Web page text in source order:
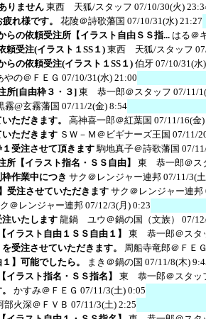
りません 東西 天狐/スタッフ 07/10/30(火)
れ様です。
花陵＠詩歌藩国 07/10/31(水) 21:27
らの依頼受注所【イラスト自由ＳＳ指... はる＠
頼受注(イラスト１SS１) 東西 天狐/スタッフ
らの依頼受注(イラスト１SS１) 伯牙 07/10/31(水
やの＠ＦＥＧ 07/10/31(水) 21:00
所[自由枠３・３]東 恭一郎＠スタッフ 07/11/
霧@玄霧藩国 07/11/2(金) 8:54
ただきます。
高神喜一郎＠紅葉国 07/11/16(金
いただきます ＳＷ－Ｍ＠ビギナーズ王国 07/11/
受注させて頂きます 駒地真子＠詩歌藩国 07/
所【イラスト指名・ＳＳ自由】
東 恭一郎＠ス
枠作業中につき サク＠レンジャー連邦 07/11/3(
受注させていただきます サク＠レンジャー連邦
＠レンジャー連邦 07/12/3(月) 0:23
注いたします 龍鍋 ユウ＠鍋の国（文族）
07/
イラスト自由１ＳＳ自由１】
東 恭一郎＠スタ
を受注させていただきます。
周船寺竜郎＠ＦＥ
】可能でしたら。
まき＠鍋の国 07/11/8(木)
イラスト指名・ＳＳ指名】
東 恭一郎＠スタッ
かすみ＠ＦＥＧ 07/11/3(土) 0:05
部火深＠ＦＶＢ 07/11/3(土) 2:25